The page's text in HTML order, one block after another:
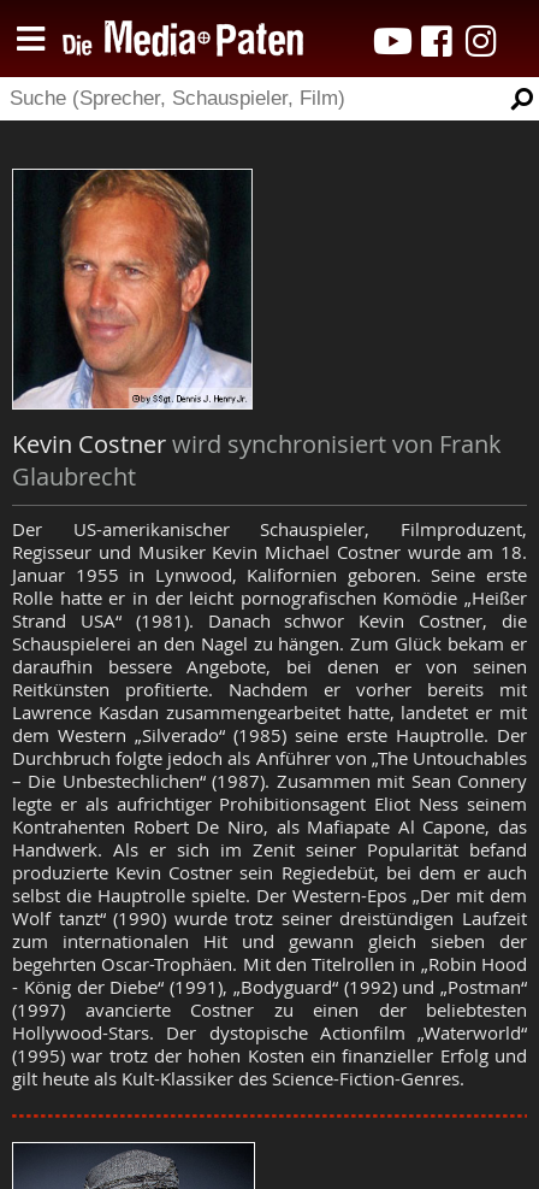
Kevin Costnerwird synchronisiert von Frank
Glaubrecht
Der US-amerikanischer Schauspieler, Filmproduzent,
Regisseur und Musiker Kevin Michael Costner wurde am 18.
Januar 1955 in Lynwood, Kalifornien geboren. Seine erste
Rolle hatte er in der leicht pornografischen Komödie „Heißer
Strand USA“ (1981). Danach schwor Kevin Costner, die
Schauspielerei an den Nagel zu hängen. Zum Glück bekam er
daraufhin bessere Angebote, bei denen er von seinen
Reitkünsten profitierte. Nachdem er vorher bereits mit
Lawrence Kasdan zusammengearbeitet hatte, landetet er mit
dem Western „Silverado“ (1985) seine erste Hauptrolle. Der
Durchbruch folgte jedoch als Anführer von „The Untouchables
– Die Unbestechlichen“ (1987). Zusammen mit Sean Connery
legte er als aufrichtiger Prohibitionsagent Eliot Ness seinem
Kontrahenten Robert De Niro, als Mafiapate Al Capone, das
Handwerk. Als er sich im Zenit seiner Popularität befand
produzierte Kevin Costner sein Regiedebüt, bei dem er auch
selbst die Hauptrolle spielte. Der Western-Epos „Der mit dem
Wolf tanzt“ (1990) wurde trotz seiner dreistündigen Laufzeit
zum internationalen Hit und gewann gleich sieben der
begehrten Oscar-Trophäen. Mit den Titelrollen in „Robin Hood
- König der Diebe“ (1991), „Bodyguard“ (1992) und „Postman“
(1997) avancierte Costner zu einen der beliebtesten
Hollywood-Stars. Der dystopische Actionfilm „Waterworld“
(1995) war trotz der hohen Kosten ein finanzieller Erfolg und
gilt heute als Kult-Klassiker des Science-Fiction-Genres.